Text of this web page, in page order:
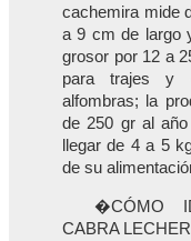
cachemira mide
a 9 cm de largo
grosor por 12 a
para trajes y
alfombras; la
de 250 gr al
llegar de 4 a 5
de su
�CÓMO
CABRA